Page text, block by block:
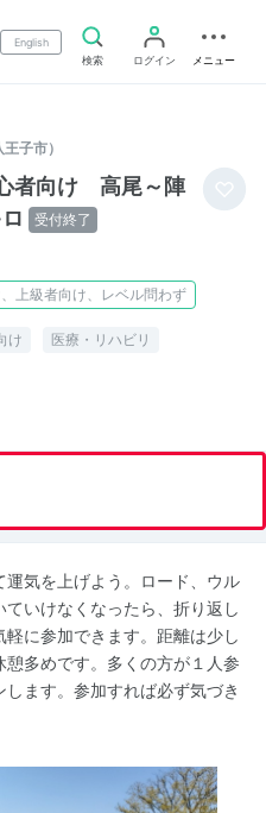
English
検索
ログイン メニュー
子市）
者向け 高尾～陣
受付終了
上級者向け、レベル問わず
け
医療・リハビリ
気を上げよう。ロード、ウル
ていけなくなったら、折り返し
に参加できます。距離は少し
多めです。多くの方が１人参
ます。参加すれば必ず気づき